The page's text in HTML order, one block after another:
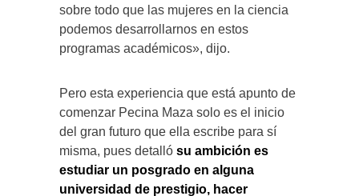
sobre todo que las mujeres en la ciencia
podemos desarrollarnos en estos
programas académicos», dijo.
Pero esta experiencia que está apunto de
comenzar Pecina Maza solo es el inicio
del gran futuro que ella escribe para sí
misma, pues detalló su ambición es
estudiar un posgrado en alguna
universidad de prestigio, hacer